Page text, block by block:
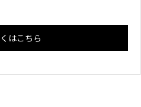
はこちら